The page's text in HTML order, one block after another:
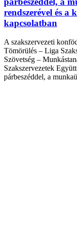
rendszerével és
kapcsolatban
A szakszervezeti
Tömörülés – Liga
Szövetség –
Szakszervezetek
párbeszéddel, a